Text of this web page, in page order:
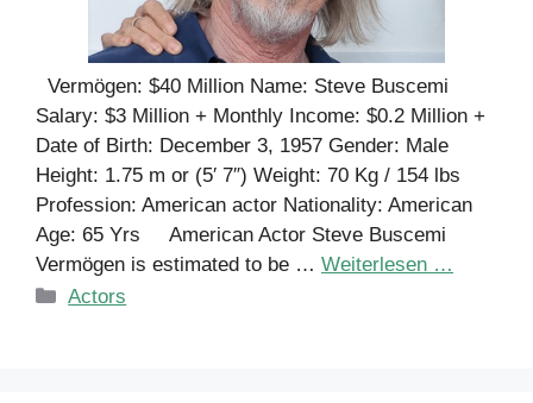
Vermögen: $40 Million Name: Steve Buscemi
Salary: $3 Million + Monthly Income: $0.2 Million +
Date of Birth: December 3, 1957 Gender: Male
Height: 1.75 m or (5′ 7″) Weight: 70 Kg / 154 lbs
Profession: American actor Nationality: American
Age: 65 Yrs American Actor Steve Buscemi
Vermögen is estimated to be … Weiterlesen …
Kategorien
Actors